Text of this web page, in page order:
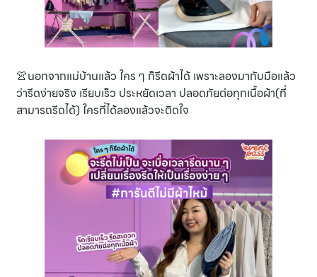
👚นอกจากแม่บ้านแล้ว ใคร ๆ ก็รีดผ้าได้ เพราะลองมากับมือแล้ว
ว่ารีดง่ายจริง เรียบเร็ว ประหยัดเวลา ปลอดภัยต่อทุกเนื้อผ้า(ที่
สามารถรีดได้) ใครที่ได้ลองแล้วจะติดใจ